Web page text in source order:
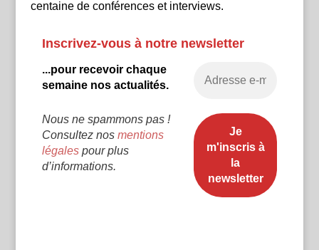
centaine de conférences et interviews.
Inscrivez-vous à notre newsletter
...pour recevoir chaque
semaine nos actualités.
Nous ne spammons pas !
Consultez nos mentions
légalespour plus
d’informations.